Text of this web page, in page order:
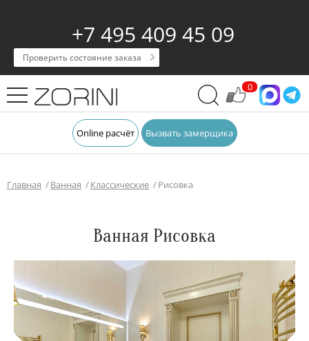
+7 495 409 45 09
Проверить состояние заказа
0
Online расчёт Вызвать замерщика
Главная Ванная Классические Рисовка
Ванная Рисовка